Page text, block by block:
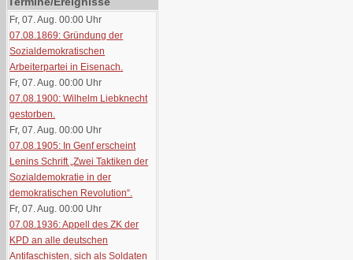
Fr, 07. Aug. 00:00 Uhr
07.08.1869: Gründung der
Sozialdemokratischen
Arbeiterpartei in Eisenach.
Fr, 07. Aug. 00:00 Uhr
07.08.1900: Wilhelm Liebknecht
gestorben.
Fr, 07. Aug. 00:00 Uhr
07.08.1905: In Genf erscheint
Lenins Schrift „Zwei Taktiken der
Sozialdemokratie in der
demokratischen Revolution“.
Fr, 07. Aug. 00:00 Uhr
07.08.1936: Appell des ZK der
KPD an alle deutschen
Antifaschisten, sich als Soldaten